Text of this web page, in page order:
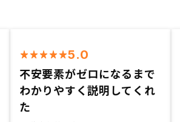
5.0
不安要素がゼロになるまで
わかりやすく説明してくれ
た